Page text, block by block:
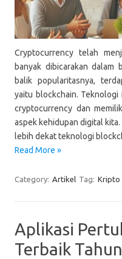
Cryptocurrency telah
banyak dibicarakan dalam
balik popularitasnya,
yaitu blockchain. Teknologi
cryptocurrency dan
aspek kehidupan digital
lebih dekat teknologi
Read More »
Category: Artikel Tag: Kripto
Aplikasi
Terbaik